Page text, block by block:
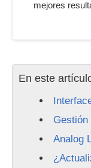
mejores
En este
Gestión
Analog